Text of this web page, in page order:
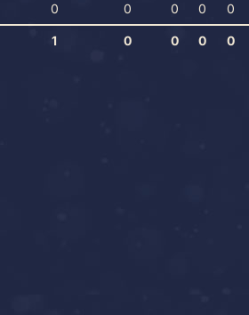
0 0 0 0 0
1 0 0 0 0